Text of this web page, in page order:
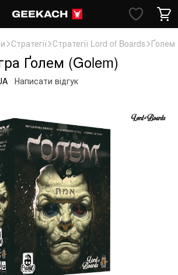
Стратегії Стратегії Lord of Boards Ґолем
Ґолем (Golem)
Написати відгук